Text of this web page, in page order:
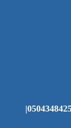
شركة تنظيف خزانات في ابوظبي |0504348425|